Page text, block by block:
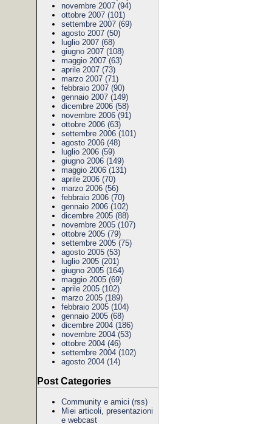
novembre 2007 (94)
ottobre 2007 (101)
settembre 2007 (69)
agosto 2007 (50)
luglio 2007 (68)
giugno 2007 (108)
maggio 2007 (63)
aprile 2007 (73)
marzo 2007 (71)
febbraio 2007 (90)
gennaio 2007 (149)
dicembre 2006 (58)
novembre 2006 (91)
ottobre 2006 (63)
settembre 2006 (101)
agosto 2006 (48)
luglio 2006 (59)
giugno 2006 (149)
maggio 2006 (131)
aprile 2006 (70)
marzo 2006 (56)
febbraio 2006 (70)
gennaio 2006 (102)
dicembre 2005 (88)
novembre 2005 (107)
ottobre 2005 (79)
settembre 2005 (75)
agosto 2005 (53)
luglio 2005 (201)
giugno 2005 (164)
maggio 2005 (69)
aprile 2005 (102)
marzo 2005 (189)
febbraio 2005 (104)
gennaio 2005 (68)
dicembre 2004 (186)
novembre 2004 (53)
ottobre 2004 (46)
settembre 2004 (102)
agosto 2004 (14)
Post Categories
Community e amici (rss)
Miei articoli, presentazioni
e webcast